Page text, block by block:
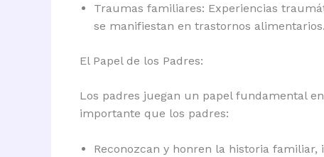
Traumas familiares: Experiencias
se manifiestan en trastornos alimentarios.
El Papel de los Padres:
Los padres juegan un papel fundamental
importante que los padres:
Reconozcan y honren la historia